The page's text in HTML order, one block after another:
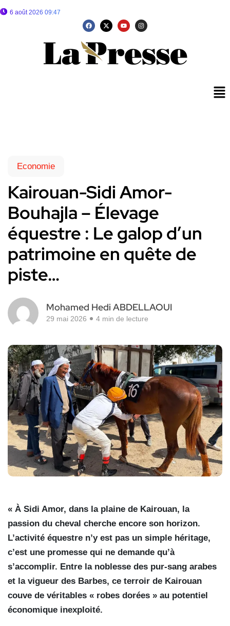
6 août 2026 09:47
Economie
Kairouan-Sidi Amor-
Bouhajla – Élevage
équestre : Le galop d’un
patrimoine en quête de
piste…
Mohamed Hedi ABDELLAOUI
29 mai 2026 4 min de lecture
« À Sidi Amor, dans la plaine de Kairouan, la
passion du cheval cherche encore son horizon.
L’activité équestre n’y est pas un simple héritage,
c’est une promesse qui ne demande qu’à
s’accomplir. Entre la noblesse des pur-sang arabes
et la vigueur des Barbes, ce terroir de Kairouan
couve de véritables « robes dorées » au potentiel
économique inexploité.